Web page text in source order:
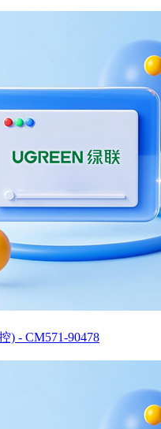
) - CM571-90478